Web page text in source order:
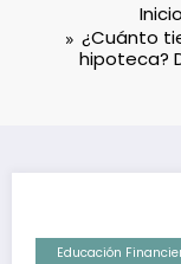
Inicio
¿Cuánto
hipoteca?
Educación